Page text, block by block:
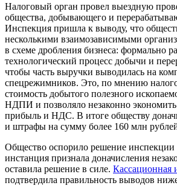
Налоговый орган провел выездную
общества, добывающего и
Инспекция пришла к выводу, что
несколькими взаимозависимыми
в схеме дробления бизнеса: формально
технологический процесс добычи и
чтобы часть выручки выводилась на
спецрежимников. Это, по мнению
стоимость добытого полезного
НДПИ и позволяло незаконно экономить
прибыль и НДС. В итоге обществу
и штрафы на сумму более 160 млн
Общество оспорило решение инспекции
инстанция признала доначисления
оставила решение в силе. Кассационная
подтвердила правильность выводов